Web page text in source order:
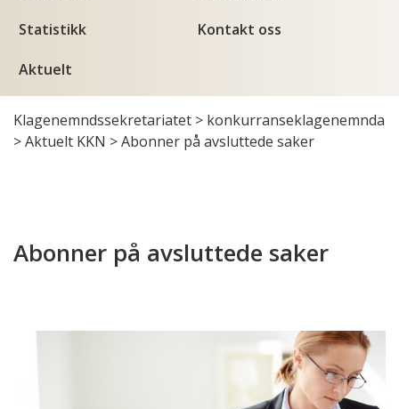
Statistikk Kontakt oss
Aktuelt
Klagenemndssekretariatet > konkurranseklagenemnda
>Aktuelt KKN >Abonner på avsluttede saker
Abonner på avsluttede saker